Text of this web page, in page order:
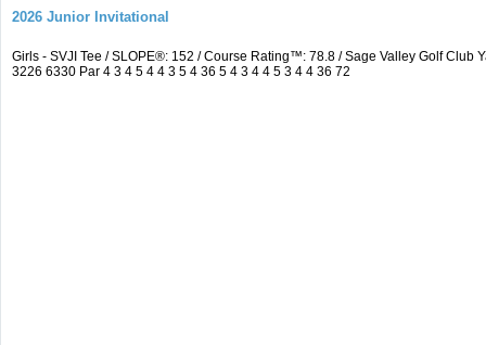
2026 Junior Invitational
Girls - SVJI Tee / SLOPE®: 152 / Course Rating™: 78.8 / Sage Valley Golf
3226 6330 Par 4 3 4 5 4 4 3 5 4 36 5 4 3 4 4 5 3 4 4 36 72